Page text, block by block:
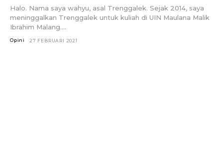
Halo. Nama saya wahyu, asal Trenggalek. Sejak 2014, saya
meninggalkan Trenggalek untuk kuliah di UIN Maulana Malik
Ibrahim Malang....
Opini 27 FEBRUARI 2021